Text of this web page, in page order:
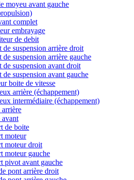
moyeu avant gauche
complet
embrayage
de debit
de suspension arrière droit
de suspension arrière gauche
de suspension avant droit
de suspension avant gauche
boite de vitesse
arrière (échappement)
intermédiaire (échappement)
arrière
avant
de boite
moteur
moteur droit
moteur gauche
pivot avant gauche
pont arrière droit